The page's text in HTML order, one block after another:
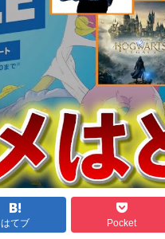
はてブ Pocket